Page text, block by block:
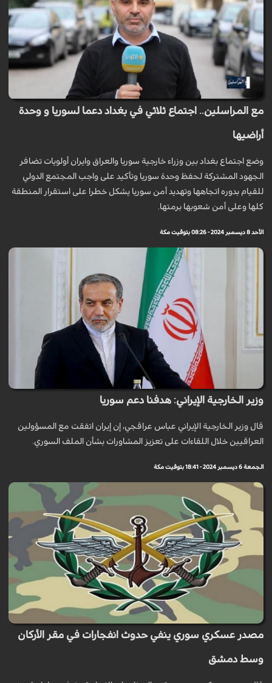
مع المراسلين.. اجتماع ثلاثي في بغداد دعما لسوريا و وحدة
أراضيها
وضع اجتماع بغداد بين وزراء خارجية سوريا والعراق وايران أولويات تضافر
الجهود المشتركة لحفظ وحدة سوريا وتأكيد على واجب المجتمع الدولي
للقيام بدوره اتجاهها وتهديد أمن سوريا يشكل خطرا على استقرار المنطقة
كلها وعلى أمن شعوبها برمتها.
الأحد 8 ديسمبر 2024 - 08:26 بتوقيت مكة
وزير الخارجية الإيراني: هدفنا دعم سوريا
قال وزير الخارجية الإيراني عباس عراقجي، إن إيران اتفقت مع المسؤولين
العراقيين خلال اللقاءات على تعزيز المشاورات بشأن الملف السوري.
الجمعة 6 ديسمبر 2024 - 18:41 بتوقيت مكة
مصدر عسكري سوري ينفي حدوث انفجارات في مقر الأركان
وسط دمشق